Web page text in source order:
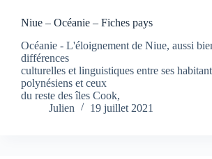
Niue – Océanie – Fiches pays
Océanie - L'éloignement de Niue, aussi
différences
culturelles et linguistiques entre ses
polynésiens et ceux
du reste des îles Cook,
Julien
19 juillet 2021